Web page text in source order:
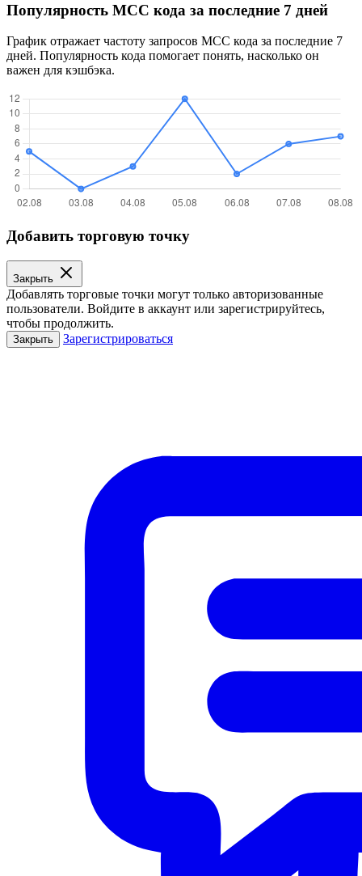
Популярность MCC кода за последние 7 дней
График отражает частоту запросов MCC кода за последние 7
дней. Популярность кода помогает понять, насколько он
важен для кэшбэка.
Добавить торговую точку
Закрыть
Добавлять торговые точки могут только авторизованные
пользователи. Войдите в аккаунт или зарегистрируйтесь,
чтобы продолжить.
Закрыть Зарегистрироваться